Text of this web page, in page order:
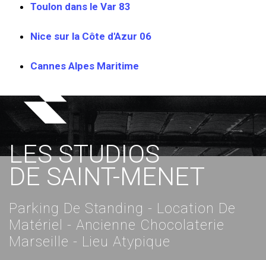
Toulon dans le Var 83
Nice sur la Côte d'Azur 06
Cannes Alpes Maritime
LES STUDIOS
DE SAINT-MENET
Parking De Standing - Location De
Matériel - Ancienne Chocolaterie
Marseille - Lieu Atypique